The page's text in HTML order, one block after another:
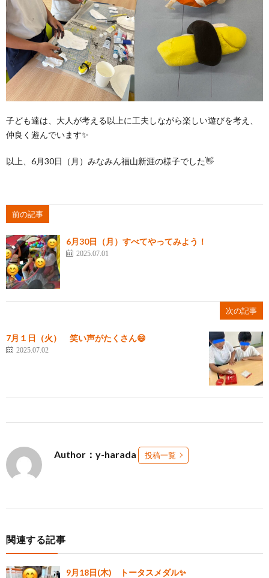
子ども達は、大人が考える以上に工夫しながら楽しい遊びを考え、
仲良く遊んでいます✨
以上、6月30日（月）みなみん福山新涯の様子でした👋
前の記事
6月30日（月）すべてやってみよう！
2025.07.01
次の記事
7月１日（火） 笑い声がたくさん😄
2025.07.02
Author：y-harada 投稿一覧
関連する記事
9月18日(木) トータスメダル✨